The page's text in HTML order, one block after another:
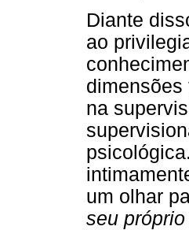
Diante
ao
na
um olhar
seu próprio